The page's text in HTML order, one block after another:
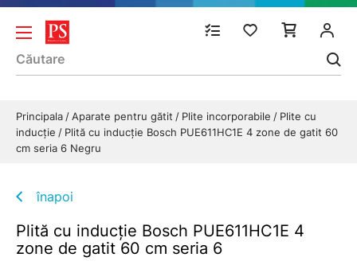
Principala Aparate pentru gătit Plite incorporabile
Plite cu
inducție
Plită cu inducție Bosch PUE611HC1E 4 zone de gatit 60
cm seria 6 Negru
înapoi
Plită cu inducție Bosch PUE611HC1E 4
zone de gatit 60 cm seria 6